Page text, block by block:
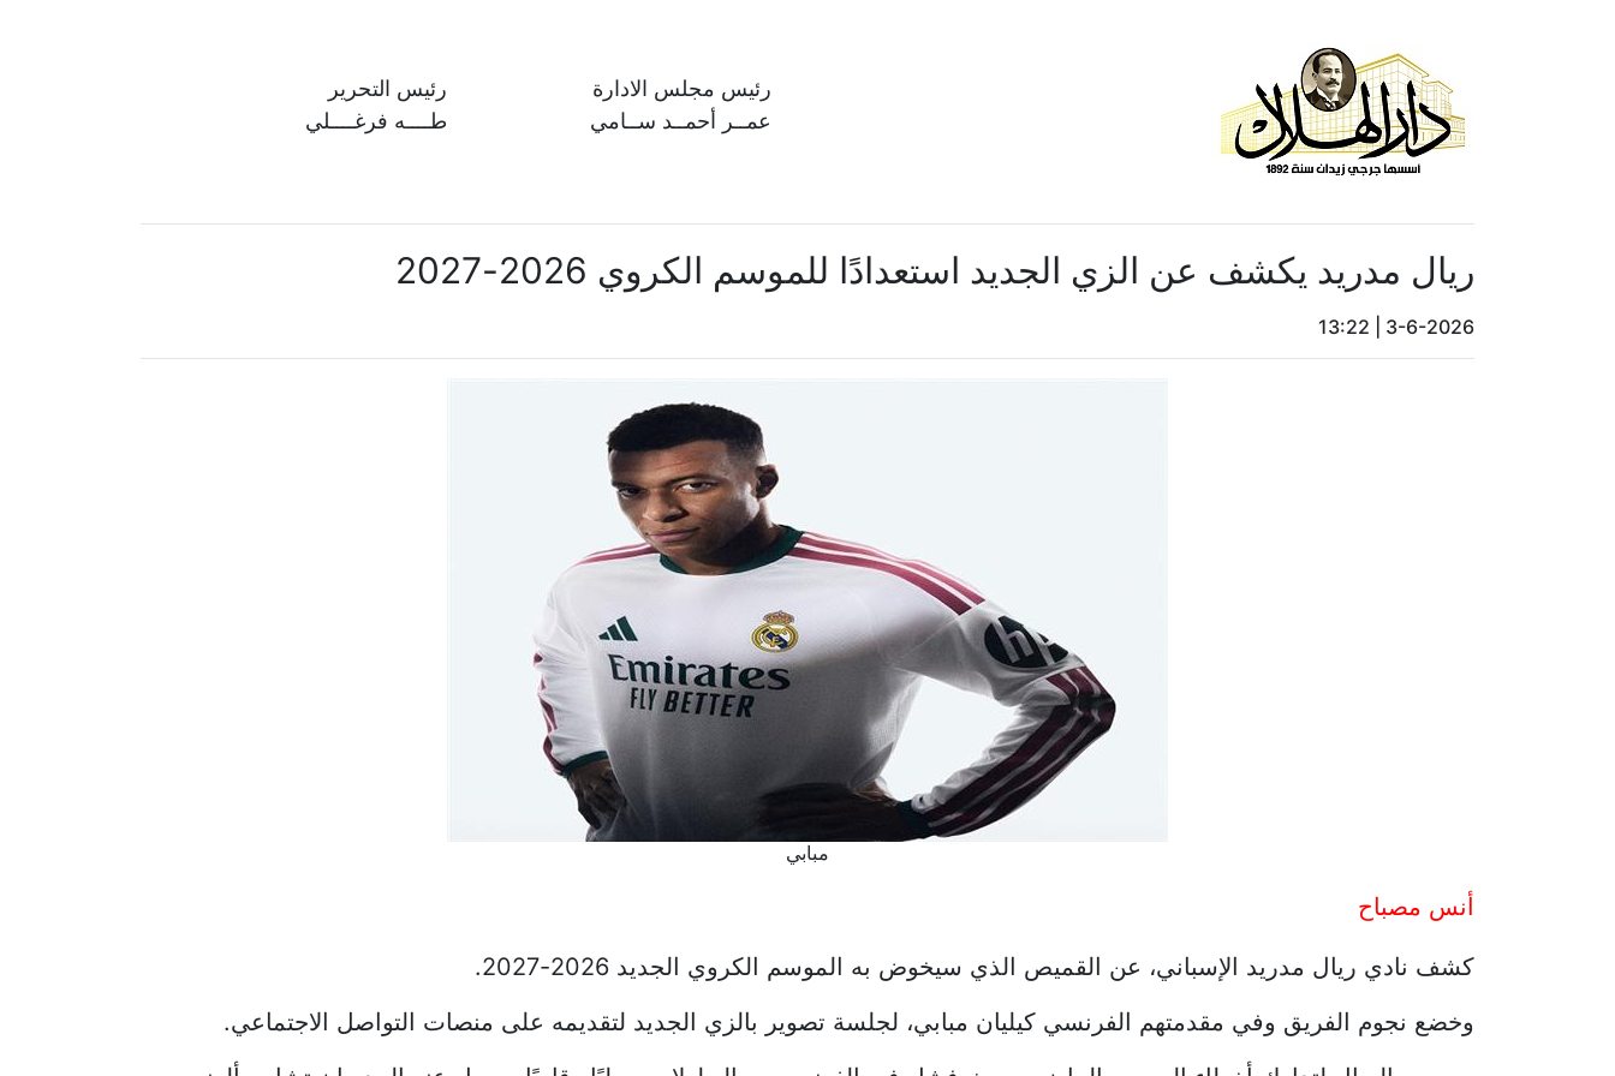
رئيس مجلس الادارة
عمــر أحمــد ســامي
رئيس التحرير
طــــه فرغــــلي
ريال مدريد يكشف عن الزي الجديد استعدادًا للموسم الكروي 2026-2027
3-6-2026
13:22
مبابي
أنس مصباح
كشف نادي ريال مدريد الإسباني، عن القميص الذي سيخوض به الموسم الكروي الجديد 2026-2027.
وخضع نجوم الفريق وفي مقدمتهم الفرنسي كيليان مبابي، لجلسة تصوير بالزي الجديد لتقديمه على منصات التواصل الاجتماعي.